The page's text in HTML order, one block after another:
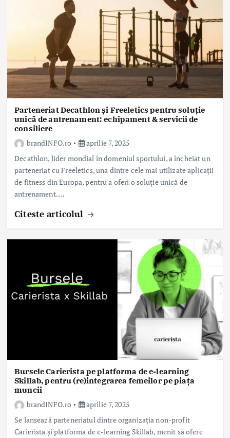
Parteneriat Decathlon și Freeletics pentru soluție
unică de antrenament: echipament & servicii de
consiliere
brandINFO.ro
aprilie 7, 2025
Decathlon, lider mondial în domeniul sportului, a încheiat un
parteneriat cu Freeletics, una dintre cele mai utilizate aplicații
de fitness din Europa, pentru a oferi o soluție unică de
antrenament.…
Citeste articolul
Bursele Carierista pe platforma de e-learning
Skillab, pentru (re)integrarea femeilor pe piața
muncii
brandINFO.ro
aprilie 7, 2025
Se lansează parteneriatul dintre organizația non-profit
Carierista și platforma de e-learning Skillab, menit să ofere